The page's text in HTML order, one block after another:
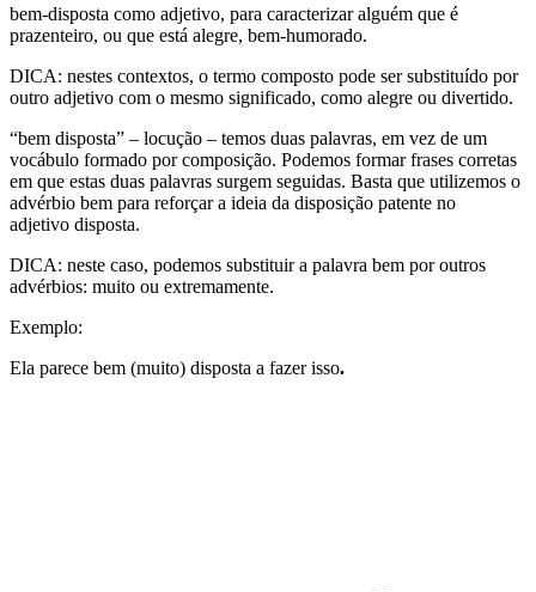
bem-disposta como adjetivo, para caracterizar alguém que é
prazenteiro, ou que está alegre, bem-humorado.
DICA: nestes contextos, o termo composto pode ser substituído por
outro adjetivo com o mesmo significado, como alegre ou divertido.
“bem disposta” – locução – temos duas palavras, em vez de um
vocábulo formado por composição. Podemos formar frases corretas
em que estas duas palavras surgem seguidas. Basta que utilizemos o
advérbio bem para reforçar a ideia da disposição patente no
adjetivo disposta.
DICA: neste caso, podemos substituir a palavra bem por outros
advérbios: muito ou extremamente.
Exemplo:
Ela parece bem (muito) disposta a fazer isso.